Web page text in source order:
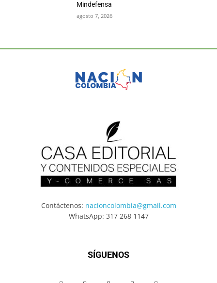
Mindefensa
agosto 7, 2026
Contáctenos: nacioncolombia@gmail.com
WhatsApp: 317 268 1147
SÍGUENOS